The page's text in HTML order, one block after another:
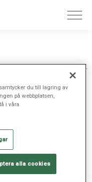
du till lagring av
på webbplatsen,
i våra
alla cookies